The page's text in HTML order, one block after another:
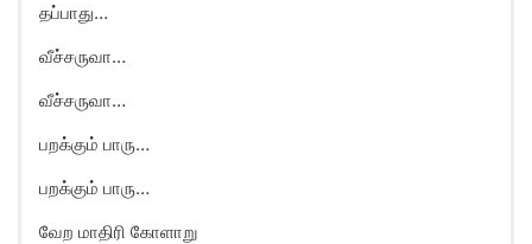
தப்பாது…
வீச்சருவா…
வீச்சருவா…
பறக்கும் பாரு…
பறக்கும் பாரு…
வேற மாதிரி கோளாறு